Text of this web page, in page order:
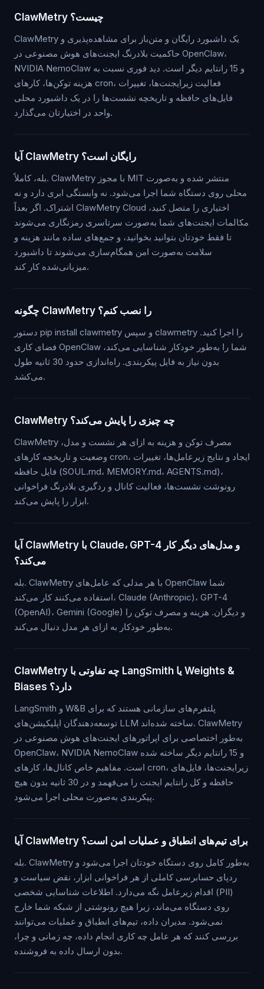
ClawMetry چیست؟
ClawMetry یک داشبورد رایگان و متن‌باز برای مشاهده‌پذیری و
حاکمیت بلادرنگ ایجنت‌های هوش مصنوعی در OpenClaw،
NVIDIA NemoClaw و 15 رانتایم دیگر است. دید فوری نسبت به
هزینه توکن‌ها، کارهای cron، فعالیت زیرایجنت‌ها، تغییرات
فایل‌های حافظه و تاریخچه نشست‌ها را در یک داشبورد محلی
واحد در اختیارتان می‌گذارد.
آیا ClawMetry رایگان است؟
بله، کاملاً. ClawMetry با مجوز MIT منتشر شده و به‌صورت
محلی روی دستگاه شما اجرا می‌شود. نه وابستگی ابری دارد و نه
اشتراک. اگر بعداً ClawMetry Cloud اختیاری را متصل کنید،
مکالمات ایجنت‌های شما به‌صورت سرتاسری رمزنگاری می‌شوند
تا فقط خودتان بتوانید بخوانید، و جمع‌های ساده مانند هزینه و
سلامت به‌صورت امن همگام‌سازی می‌شوند تا داشبورد
میزبانی‌شده کار کند.
چگونه ClawMetry را نصب کنم؟
دستور pip install clawmetry و سپس clawmetry را اجرا کنید.
فضای کاری OpenClaw شما را به‌طور خودکار شناسایی می‌کند،
بدون نیاز به فایل پیکربندی. راه‌اندازی حدود 30 ثانیه طول
می‌کشد.
ClawMetry چه چیزی را پایش می‌کند؟
ClawMetry مصرف توکن و هزینه به ازای هر نشست و مدل،
وضعیت و تاریخچه کارهای cron، ایجاد و نتایج زیرعامل‌ها، تغییرات
فایل حافظه (SOUL.md، MEMORY.md، AGENTS.md)،
رونوشت نشست‌ها، فعالیت کانال و ردگیری بلادرنگ فراخوانی
ابزار را پایش می‌کند.
آیا ClawMetry با Claude، GPT-4 و مدل‌های دیگر کار
می‌کند؟
بله. ClawMetry با هر مدلی که عامل‌های OpenClaw شما
استفاده می‌کنند کار می‌کند، Claude (Anthropic)، GPT-4
(OpenAI)، Gemini (Google) و دیگران. هزینه و مصرف توکن را
به‌طور خودکار به ازای هر مدل دنبال می‌کند.
ClawMetry چه تفاوتی با LangSmith یا Weights &
Biases دارد؟
LangSmith و W&B پلتفرم‌های سازمانی هستند که برای
توسعه‌دهندگان اپلیکیشن‌های LLM ساخته شده‌اند. ClawMetry
به‌طور اختصاصی برای اپراتورهای ایجنت‌های هوش مصنوعی در
OpenClaw، NVIDIA NemoClaw و 15 رانتایم دیگر ساخته شده
است. مفاهیم خاص کانال‌ها، کارهای cron، زیرایجنت‌ها، فایل‌های
حافظه و کل رانتایم ایجنت را می‌فهمد و در 30 ثانیه بدون هیچ
پیکربندی به‌صورت محلی اجرا می‌شود.
آیا ClawMetry برای تیم‌های انطباق و عملیات امن است؟
بله. ClawMetry به‌طور کامل روی دستگاه خودتان اجرا می‌شود و
ردپای حسابرسی کاملی از هر فراخوانی ابزار، نقض سیاست و
اقدام زیرعامل نگه می‌دارد. اطلاعات شناسایی شخصی (PII)
روی دستگاه می‌ماند، زیرا هیچ رونوشتی از شبکه شما خارج
نمی‌شود. مدیران داده، تیم‌های انطباق و عملیات می‌توانند
بررسی کنند که هر عامل چه کاری انجام داده، چه زمانی و چرا،
بدون ارسال داده به فروشنده.